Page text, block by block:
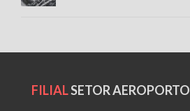
FILIALSETOR AEROPORTO